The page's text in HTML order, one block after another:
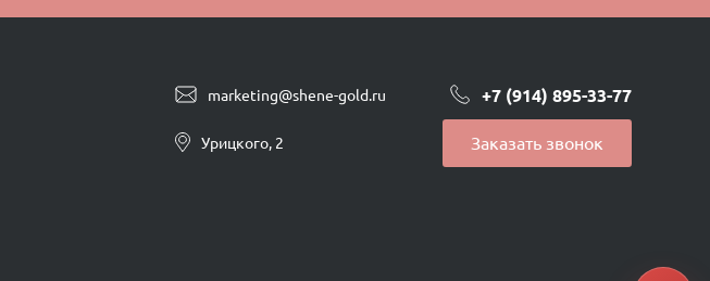
marketing@shene-gold.ru +7 (914) 895-33-77
Урицкого, 2 Заказать звонок